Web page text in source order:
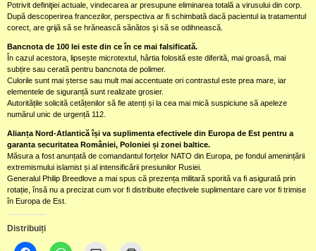
Potrivit definiţiei actuale, vindecarea ar presupune eliminarea totală a virusului din corp.
După descoperirea francezilor, perspectiva ar fi schimbată dacă pacientul ia tratamentul
corect, are grijă să se hrănească sănătos şi să se odihnească.
Bancnota de 100 lei este din ce în ce mai falsificată.
În cazul acestora, lipsește microtextul, hârtia folosită este diferită, mai groasă, mai
subțire sau cerată pentru bancnota de polimer.
Culorile sunt mai șterse sau mult mai accentuate ori contrastul este prea mare, iar
elementele de siguranță sunt realizate grosier.
Autoritățile solicită cetățenilor să fie atenți și la cea mai mică suspiciune să apeleze
numărul unic de urgență 112.
Alianța Nord-Atlantică își va suplimenta efectivele din Europa de Est pentru a
garanta securitatea României, Poloniei și zonei baltice.
Măsura a fost anunțată de comandantul forțelor NATO din Europa, pe fondul amenințării
extremismului islamist și al intensificării presiunilor Rusiei.
Generalul Philip Breedlove a mai spus că prezența militară sporită va fi asigurată prin
rotație, însă nu a precizat cum vor fi distribuite efectivele suplimentare care vor fi trimise
în Europa de Est.
Distribuiți